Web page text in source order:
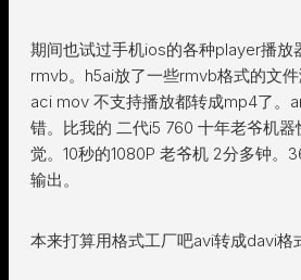
期间也试过手机ios的各种player播放
rmvb。h5ai放了一些rmvb格式的文
aci mov 不支持播放都转成mp4了。
错。比我的 二代i5 760 十年老爷机
觉。10秒的1080P 老爷机 2分多钟。
输出。
本来打算用格式工厂吧avi转成davi格